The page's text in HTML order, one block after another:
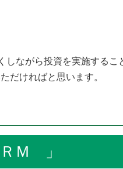
ながら投資を実施するこ
だければと思います。
」